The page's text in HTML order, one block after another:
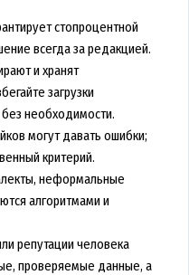
стопроцентной
всегда за редакцией.
и хранят
загрузки
необходимости.
могут давать ошибки;
критерий.
неформальные
алгоритмами и
репутации человека
проверяемые данные, а